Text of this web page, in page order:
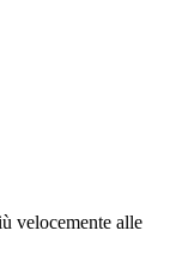
velocemente alle